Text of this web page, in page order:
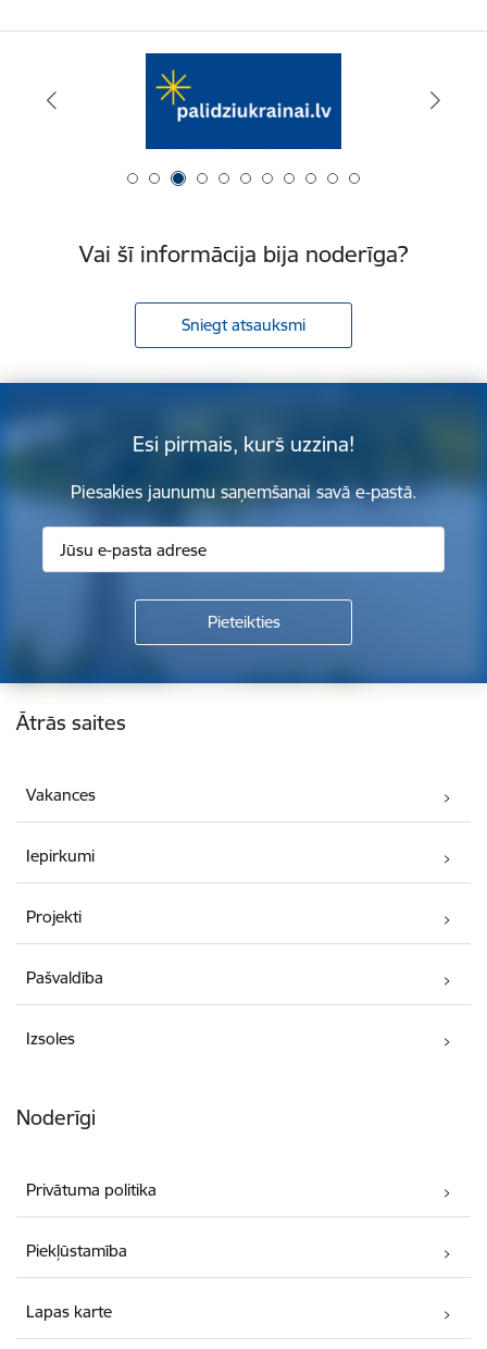
Vai šī informācija bija noderīga?
Sniegt atsauksmi
Esi pirmais, kurš uzzina!
Piesakies jaunumu saņemšanai savā e-pastā.
Kājene
Ātrās saites
Vakances
Iepirkumi
Projekti
Pašvaldība
Izsoles
Noderīgi
Privātuma politika
Piekļūstamība
Lapas karte